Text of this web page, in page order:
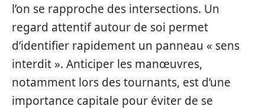
l’on se rapproche des intersections. Un
regard attentif autour de soi permet
d’identifier rapidement un panneau « sens
interdit ». Anticiper les manœuvres,
notamment lors des tournants, est d’une
importance capitale pour éviter de se